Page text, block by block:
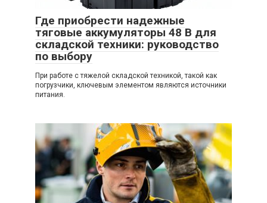
Где приобрести надежные
тяговые аккумуляторы 48 В для
складской техники: руководство
по выбору
При работе с тяжелой складской техникой, такой как
погрузчики, ключевым элементом являются источники
питания.